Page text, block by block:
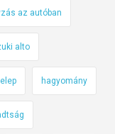
az autóban
alto
hagyomány